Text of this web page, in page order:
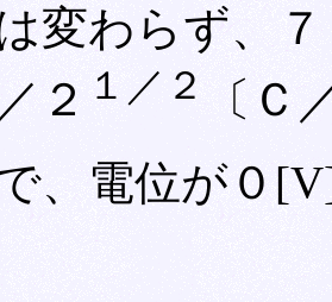
変わらず、
２ １／２〔Ｃ
電位が０[V]